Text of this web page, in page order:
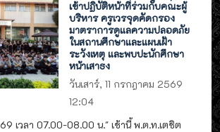
เข้าปฏิบัติหน้าที่ร่วมกับคณะผู้
บริหาร ครูเวรจุดคัดกรอง
มาตราการดูแลความปลอดภัย
ในสถานศึกษาและแผนเฝ้า
ระวังเหตุ และพบปะนักศึกษา
หน้าเสาธง
วันเสาร์, 11 กรกฎาคม 2569
12:04
เวลา 07.00-08.00 น." เช้านี้ พ.ต.ท.เตชิต